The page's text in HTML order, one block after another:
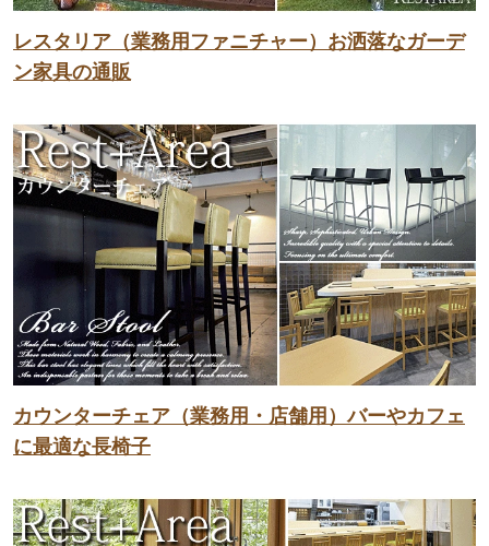
レスタリア（業務用ファニチャー）お洒落なガーデ
ン家具の通販
カウンターチェア（業務用・店舗用）バーやカフェ
に最適な長椅子